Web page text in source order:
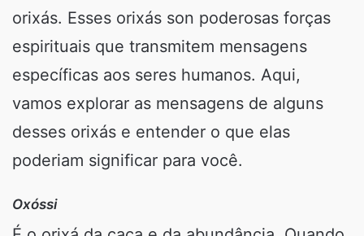
orixás. Esses orixás son poderosas forças
espirituais que transmitem mensagens
específicas aos seres humanos. Aqui,
vamos explorar as mensagens de alguns
desses orixás e entender o que elas
poderiam significar para você.
Oxóssi